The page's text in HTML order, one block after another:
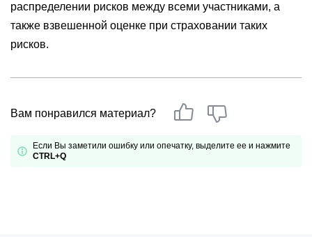
распределении рисков между всеми участниками, а
также взвешенной оценке при страховании таких
рисков.
Вам понравился материал?
Если Вы заметили ошибку или опечатку, выделите ее и нажмите
CTRL+Q